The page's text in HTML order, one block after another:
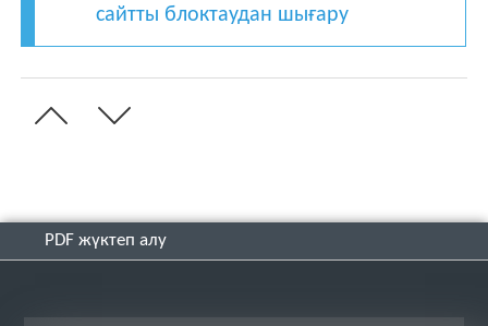
сайтты блоктаудан шығару
PDF жүктеп алу